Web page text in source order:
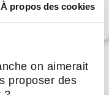
À propos des cookies
on aimerait
proposer des